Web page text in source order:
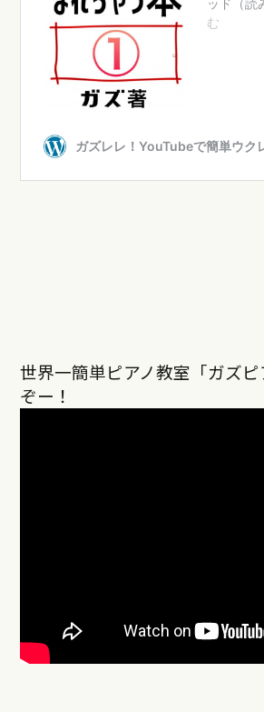
世界一簡単ピアノ教室「ガズ
ぞー！